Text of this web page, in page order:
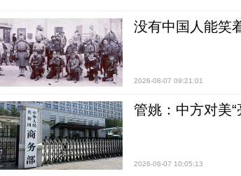
没有中国人能笑
2026-08-07 09:21:01
管姚：中方对美
2026-08-07 10:05:13